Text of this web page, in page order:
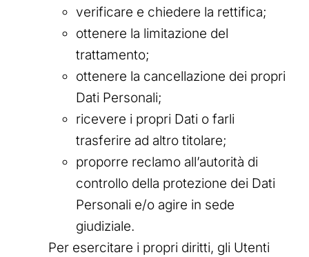
verificare e chiedere la rettifica;
ottenere la limitazione del
trattamento;
ottenere la cancellazione dei propri
Dati Personali;
ricevere i propri Dati o farli
trasferire ad altro titolare;
proporre reclamo all’autorità di
controllo della protezione dei Dati
Personali e/o agire in sede
giudiziale.
Per esercitare i propri diritti, gli Utenti